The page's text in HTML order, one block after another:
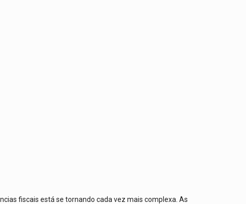
fiscais está se tornando cada vez mais complexa. As